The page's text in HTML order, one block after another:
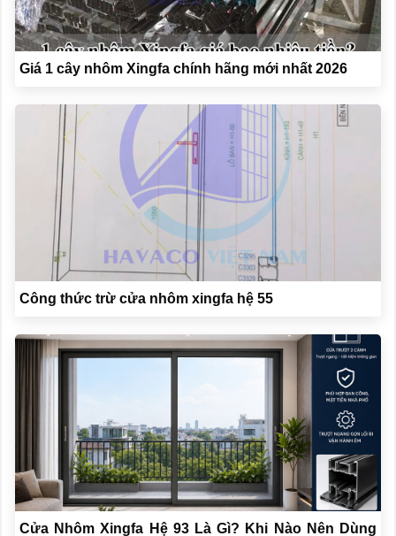
Giá 1 cây nhôm Xingfa chính hãng mới nhất 2026
Công thức trừ cửa nhôm xingfa hệ 55
Cửa Nhôm Xingfa Hệ 93 Là Gì? Khi Nào Nên Dùng